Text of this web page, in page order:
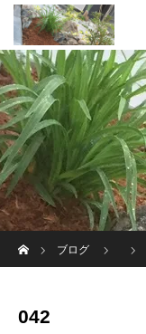
ブログ
042